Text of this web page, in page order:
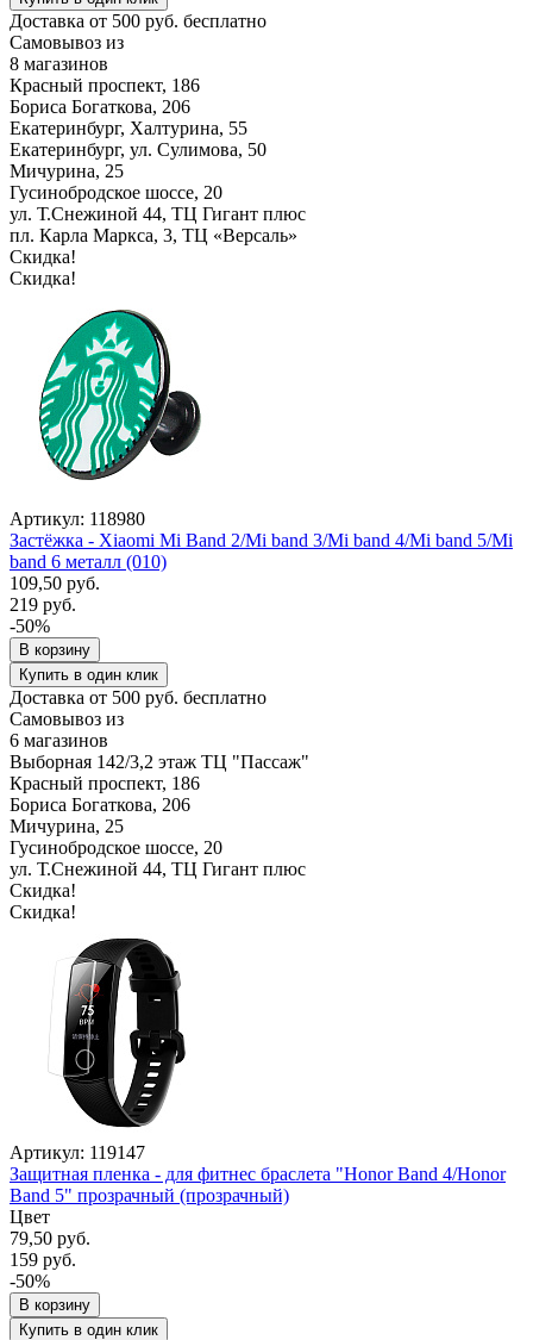
Доставка от 500 руб. бесплатно
Самовывоз из
8 магазинов
Красный проспект, 186
Бориса Богаткова, 206
Екатеринбург, Халтурина, 55
Екатеринбург, ул. Сулимова, 50
Мичурина, 25
Гусинобродское шоссе, 20
ул. Т.Снежиной 44, ТЦ Гигант плюс
пл. Карла Маркса, 3, ТЦ «Версаль»
Скидка!
Скидка!
Артикул: 118980
Застёжка - Xiaomi Mi Band 2/Mi band 3/Mi band 4/Mi band 5/Mi
band 6 металл (010)
109,50 руб.
219 руб.
-50%
В корзину
Купить в один клик
Доставка от 500 руб. бесплатно
Самовывоз из
6 магазинов
Выборная 142/3,2 этаж ТЦ "Пассаж"
Красный проспект, 186
Бориса Богаткова, 206
Мичурина, 25
Гусинобродское шоссе, 20
ул. Т.Снежиной 44, ТЦ Гигант плюс
Скидка!
Скидка!
Артикул: 119147
Защитная пленка - для фитнес браслета "Honor Band 4/Honor
Band 5" прозрачный (прозрачный)
Цвет
79,50 руб.
159 руб.
-50%
В корзину
Купить в один клик